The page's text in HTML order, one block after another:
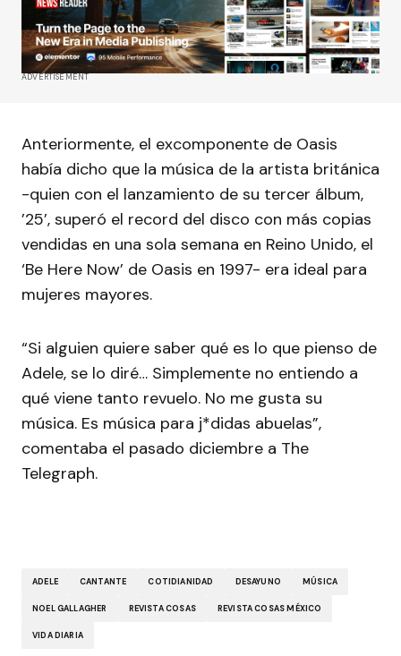
ADVERTISEMENT
Anteriormente, el excomponente de Oasis
había dicho que la música de la artista británica
-quien con el lanzamiento de su tercer álbum,
’25’, superó el record del disco con más copias
vendidas en una sola semana en Reino Unido, el
‘Be Here Now’ de Oasis en 1997- era ideal para
mujeres mayores.
“Si alguien quiere saber qué es lo que pienso de
Adele, se lo diré… Simplemente no entiendo a
qué viene tanto revuelo. No me gusta su
música. Es música para j*didas abuelas”,
comentaba el pasado diciembre a The
Telegraph.
ADELE CANTANTE COTIDIANIDAD DESAYUNO MÚSICA
NOEL GALLAGHER REVISTA COSAS REVISTA COSAS MÉXICO
VIDA DIARIA